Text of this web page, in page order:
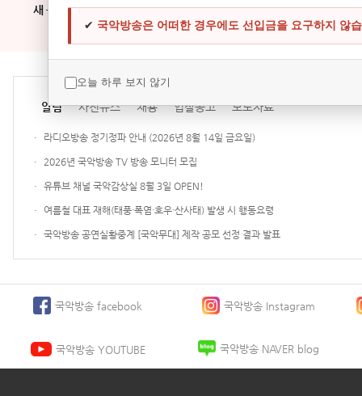
새 음원
알림 사진뉴스 채용 입찰공고 보도자료
라디오방송 정기정파 안내 (2026년 8월 14일 금요일)
2026년 국악방송 TV 방송 모니터 모집
유튜브 채널 국악감상실 8월 3일 OPEN!
여름철 대표 재해(태풍·폭염·호우·산사태) 발생 시 행동요령
국악방송 공연실황중계 [국악무대] 제작 공모 선정 결과 발표
국악방송 facebook 국악방송 Instagram
국악방송 YOUTUBE 국악방송 NAVER blog
✔ 국악방송은 어떠한 경우에도 선입금을 요구하지 않
오늘 하루 보지 않기